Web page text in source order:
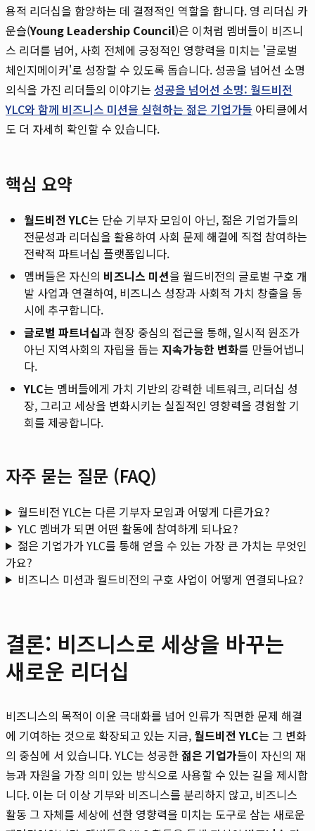
용적 리더십을 함양하는 데 결정적인 역할을 합니다. 영 리더십 카
운슬(Young Leadership Council)은 이처럼 멤버들이 비즈니
스 리더를 넘어, 사회 전체에 긍정적인 영향력을 미치는 '글로벌
체인지메이커'로 성장할 수 있도록 돕습니다. 성공을 넘어선 소명
의식을 가진 리더들의 이야기는 성공을 넘어선 소명: 월드비전
YLC와 함께 비즈니스 미션을 실현하는 젊은 기업가들 아티클에서
도 더 자세히 확인할 수 있습니다.
핵심 요약
월드비전 YLC는 단순 기부자 모임이 아닌, 젊은 기업가들의
전문성과 리더십을 활용하여 사회 문제 해결에 직접 참여하는
전략적 파트너십 플랫폼입니다.
멤버들은 자신의 비즈니스 미션을 월드비전의 글로벌 구호 개
발 사업과 연결하여, 비즈니스 성장과 사회적 가치 창출을 동
시에 추구합니다.
글로벌 파트너십과 현장 중심의 접근을 통해, 일시적 원조가
아닌 지역사회의 자립을 돕는 지속가능한 변화를 만들어냅니
다.
YLC는 멤버들에게 가치 기반의 강력한 네트워크, 리더십 성
장, 그리고 세상을 변화시키는 실질적인 영향력을 경험할 기
회를 제공합니다.
자주 묻는 질문 (FAQ)
월드비전 YLC는 다른 기부자 모임과 어떻게 다른가요?
YLC 멤버가 되면 어떤 활동에 참여하게 되나요?
젊은 기업가가 YLC를 통해 얻을 수 있는 가장 큰 가치는 무엇인
가요?
비즈니스 미션과 월드비전의 구호 사업이 어떻게 연결되나요?
결론: 비즈니스로 세상을 바꾸는
새로운 리더십
비즈니스의 목적이 이윤 극대화를 넘어 인류가 직면한 문제 해결
에 기여하는 것으로 확장되고 있는 지금, 월드비전 YLC는 그 변화
의 중심에 서 있습니다. YLC는 성공한젊은 기업가들이 자신의 재
능과 자원을 가장 의미 있는 방식으로 사용할 수 있는 길을 제시합
니다. 이는 더 이상 기부와 비즈니스를 분리하지 않고, 비즈니스
활동 그 자체를 세상에 선한 영향력을 미치는 도구로 삼는 새로운